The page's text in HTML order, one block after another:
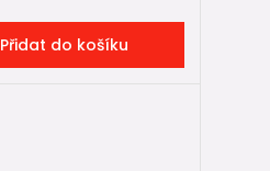
Přidat do košíku